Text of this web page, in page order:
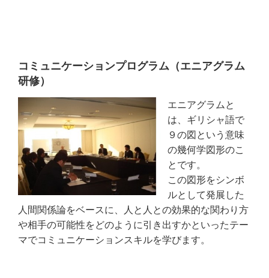
コミュニケーションプログラム（エニアグラム
研修）
エニアグラムと
は、ギリシャ語で
９の図という意味
の幾何学図形のこ
とです。
この図形をシンボ
ルとして発展した
人間関係論をベースに、人と人との効果的な関わり方
や相手の可能性をどのように引き出すかといったテー
マでコミュニケーションスキルを学びます。